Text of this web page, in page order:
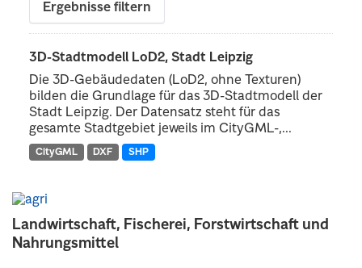
Landwirtschaft, Fischerei, Forstwirtschaft und
Nahrungsmittel
Ergebnisse filtern
3D-Stadtmodell LoD2, Stadt Leipzig
Die 3D-Gebäudedaten (LoD2, ohne Texturen)
bilden die Grundlage für das 3D-Stadtmodell der
Stadt Leipzig. Der Datensatz steht für das
gesamte Stadtgebiet jeweils im CityGML-,...
CityGML DXF SHP